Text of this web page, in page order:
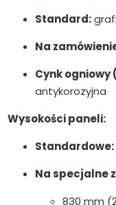
Standard:
Na
Cynk ogniowy
antykorozyjna
Wysokości paneli:
Standardowe:
Na specjalne
830 mm